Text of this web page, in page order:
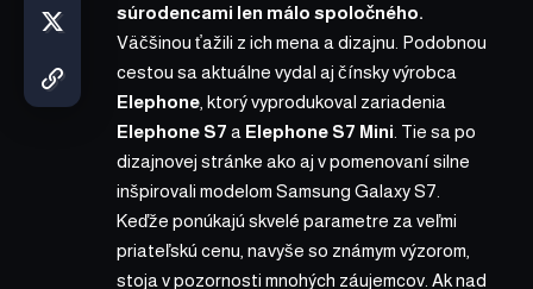
súrodencami len málo spoločného.
Väčšinou ťažili z ich mena a dizajnu. Podobnou
cestou sa aktuálne vydal aj čínsky výrobca
Elephone , ktorý vyprodukoval zariadenia
Elephone S7 a Elephone S7 Mini . Tie sa po
dizajnovej stránke ako aj v pomenovaní silne
inšpirovali modelom Samsung Galaxy S7.
Keďže ponúkajú skvelé parametre za veľmi
priateľskú cenu, navyše so známym výzorom,
stoja v pozornosti mnohých záujemcov. Ak nad